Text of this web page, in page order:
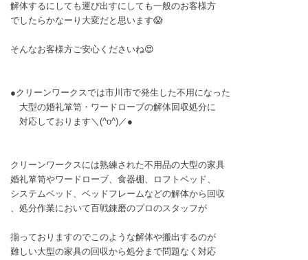
解体するにしても運び出すにしても一般のお客様方
でしたらかなーり大変だと思います😱
そんなお客様方ご安心くださいね😍
●クリーンワークスでは市川市で発生した不用になった
大型の婚礼箪笥・ワードローブの解体回収処分に
対応しております＼(^o^)／●
クリーンワークスには熟練された不用品の大型の家具
婚礼箪笥やワードローブ、食器棚、ロフトベッド、
システムベッド、ベッドフレームなどの解体から回収
、処分作業において百戦錬磨のプロのスタッフが
揃っておりますのでこのような解体や搬出するのが
難しい大型の家具の回収から処分まで問題なく対応